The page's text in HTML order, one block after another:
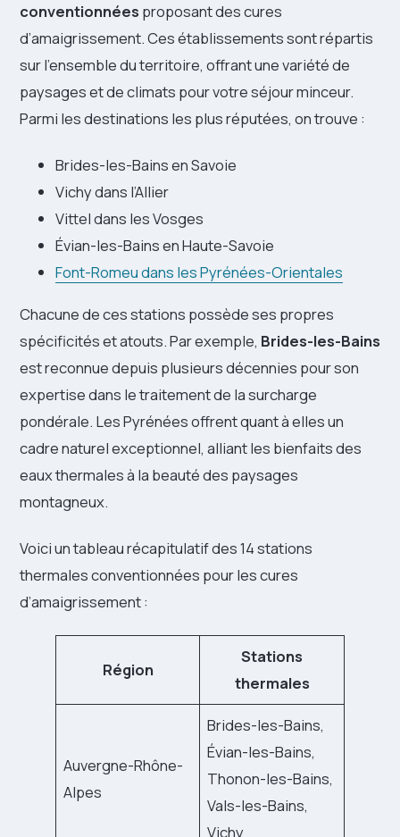
conventionnées proposant des cures
d’amaigrissement. Ces établissements sont répartis
sur l’ensemble du territoire, offrant une variété de
paysages et de climats pour votre séjour minceur.
Parmi les destinations les plus réputées, on trouve :
Brides-les-Bains en Savoie
Vichy dans l’Allier
Vittel dans les Vosges
Évian-les-Bains en Haute-Savoie
Font-Romeu dans les Pyrénées-Orientales
Chacune de ces stations possède ses propres
spécificités et atouts. Par exemple, Brides-les-Bains
est reconnue depuis plusieurs décennies pour son
expertise dans le traitement de la surcharge
pondérale. Les Pyrénées offrent quant à elles un
cadre naturel exceptionnel, alliant les bienfaits des
eaux thermales à la beauté des paysages
montagneux.
Voici un tableau récapitulatif des 14 stations
thermales conventionnées pour les cures
d’amaigrissement :
Région
Stations
thermales
Auvergne-Rhône-
Alpes
Brides-les-Bains,
Évian-les-Bains,
Thonon-les-Bains,
Vals-les-Bains,
Vichy